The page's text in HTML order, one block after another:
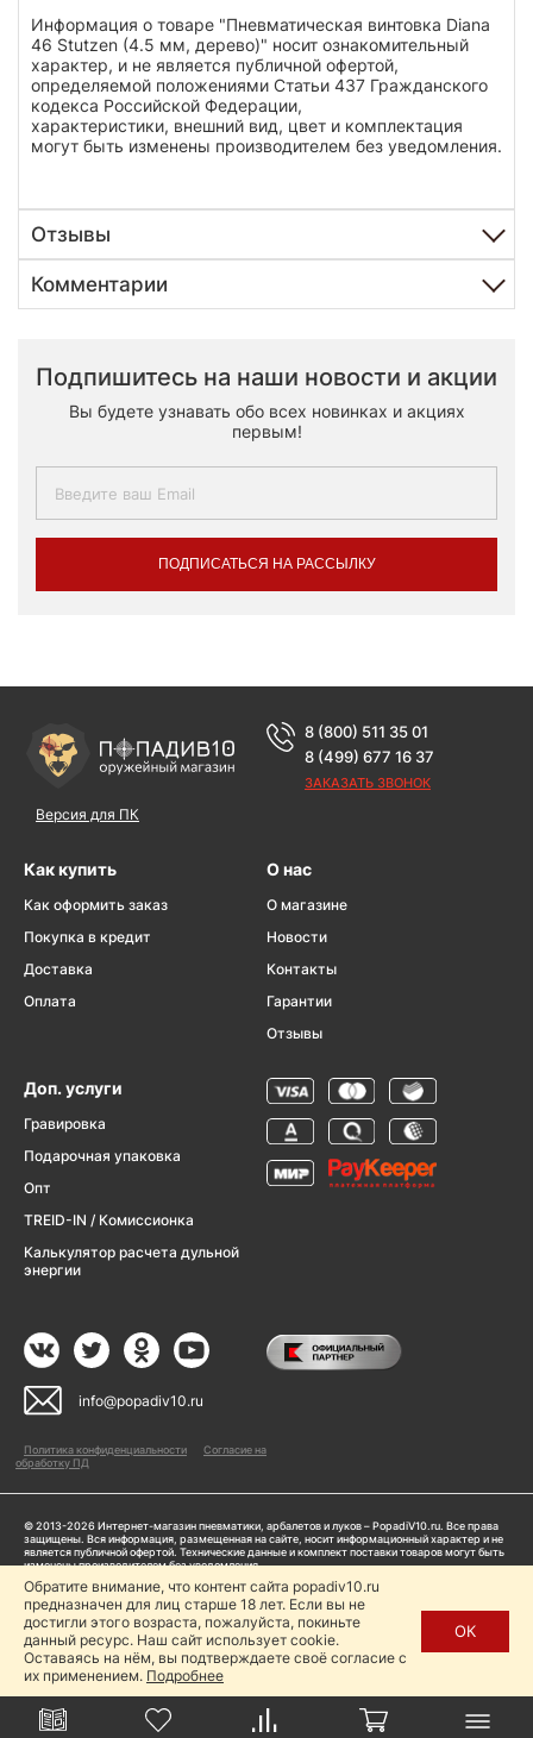
Информация о товаре "Пневматическая винтовка Diana
46 Stutzen (4.5 мм, дерево)" носит ознакомительный
характер, и не является публичной офертой,
определяемой положениями Статьи 437 Гражданского
кодекса Российской Федерации,
характеристики, внешний вид, цвет и комплектация
могут быть изменены производителем без уведомления.
Отзывы
Комментарии
Подпишитесь на наши новости и акции
Вы будете узнавать обо всех новинках и акциях
первым!
ПОДПИСАТЬСЯ НА РАССЫЛКУ
Версия для ПК
8 (800) 511 35 01
8 (499) 677 16 37
ЗАКАЗАТЬ ЗВОНОК
Как купить
Как оформить заказ
Покупка в кредит
Доставка
Оплата
О нас
О магазине
Новости
Контакты
Гарантии
Отзывы
Доп. услуги
Гравировка
Подарочная упаковка
Опт
TREID-IN / Комиссионка
Калькулятор расчета дульной
энергии
info@popadiv10.ru
Политика конфиденциальности
Согласие на
обработку ПД
© 2013-2026 Интернет-магазин пневматики, арбалетов и луков – PopadiV10.ru. Все права
защищены. Вся информация, размещенная на сайте, носит информационный характер и не
является публичной офертой. Технические данные и комплект поставки товаров могут быть
изменены производителем без уведомления
Пользуясь сайтом Popadiv10.ru, пользователь автоматически соглашается с условиями,
прописанными в
Политике конфиденциальности
Копирование любой информации (тексты, фото, видео и др.) с сайта Popadiv10 запрещено,
за исключением наличия письменного согласия администрации сайта Popadiv10.
Обратите внимание, что контент сайта popadiv10.ru
предназначен для лиц старше 18 лет. Если вы не
достигли этого возраста, пожалуйста, покиньте
данный ресурс. Наш сайт использует cookie.
Оставаясь на нём, вы подтверждаете своё согласие с
их применением. Подробнее
ОК